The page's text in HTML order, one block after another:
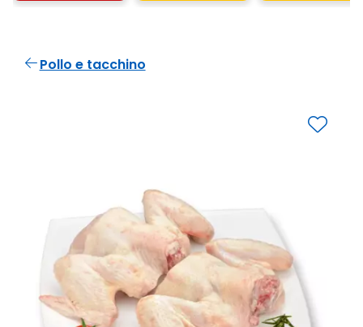
Pollo e tacchino